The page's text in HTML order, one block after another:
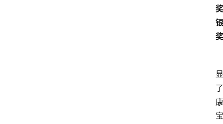
奖
银
奖
显
了
康
宝